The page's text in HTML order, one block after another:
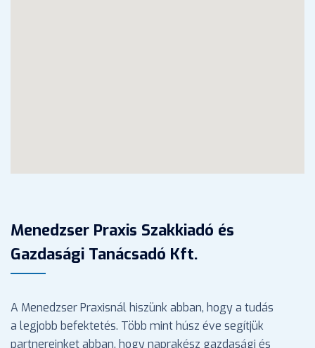
Menedzser Praxis Szakkiadó és
Gazdasági Tanácsadó Kft.
A Menedzser Praxisnál hiszünk abban, hogy a tudás
a legjobb befektetés. Több mint húsz éve segítjük
partnereinket abban, hogy naprakész gazdasági és